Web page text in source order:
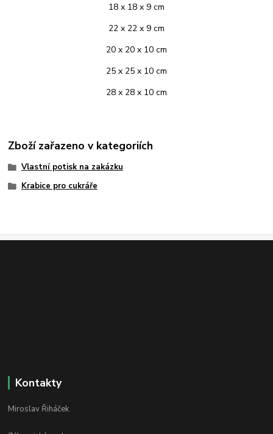
18 x 18 x 9 cm
22 x 22 x 9 cm
20 x 20 x 10 cm
25 x 25 x 10 cm
28 x 28 x 10 cm
Zboží zařazeno v kategoriích
Vlastní potisk na zakázku
Krabice pro cukráře
Kontakty
Miroslav Řiháček